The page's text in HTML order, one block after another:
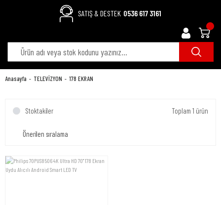
SATIŞ & DESTEK 0536 617 3161
Anasayfa TELEVİZYON 178 EKRAN
Stoktakiler Toplam 1 ürün